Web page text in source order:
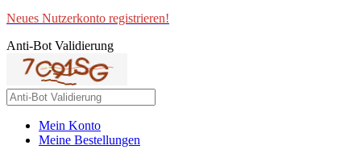
Neues Nutzerkonto registrieren!
Anti-Bot Validierung
Mein Konto
Meine Bestellungen